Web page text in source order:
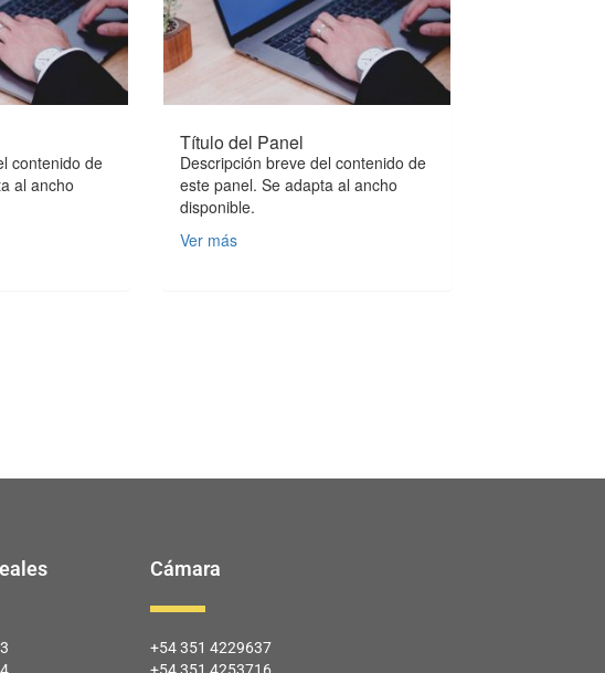
contenido de
al ancho
Título del Panel
Descripción breve del contenido de
este panel. Se adapta al ancho
disponible.
Ver más
Cámara
+54 351 4229637